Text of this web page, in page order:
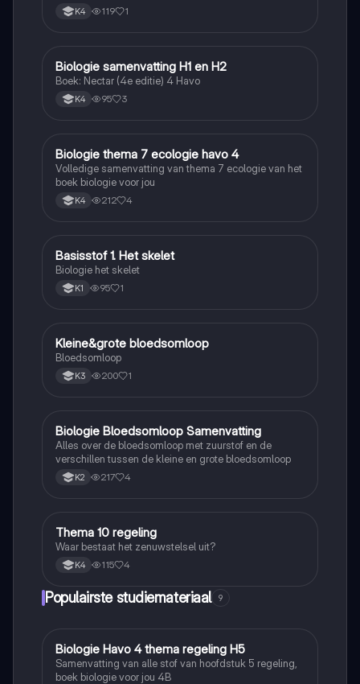
K4 119 1
Biologie
Biologie samenvatting H1 en H2
Boek: Nectar (4e editie) 4 Havo
K4 95 3
Biologie
Biologie thema 7 ecologie havo 4
Volledige samenvatting van thema 7 ecologie van het
boek biologie voor jou
K4 212 4
Biologie
Basisstof 1. Het skelet
Biologie het skelet
K1 95 1
Biologie
Kleine&grote bloedsomloop
Bloedsomloop
K3 200 1
Biologie
Biologie Bloedsomloop Samenvatting
Alles over de bloedsomloop met zuurstof en de
verschillen tussen de kleine en grote bloedsomloop
K2 217 4
Biologie
Thema 10 regeling
Waar bestaat het zenuwstelsel uit?
K4 115 4
Populairste studiemateriaal 9
Biologie
Biologie Havo 4 thema regeling H5
Samenvatting van alle stof van hoofdstuk 5 regeling,
boek biologie voor jou 4B